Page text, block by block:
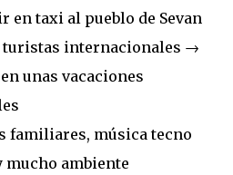
en taxi al pueblo de Sevan
turistas internacionales →
unas vacaciones
familiares, música tecno
mucho ambiente